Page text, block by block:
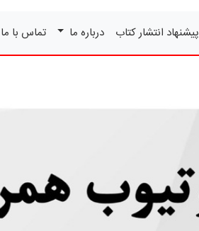
پیشنهاد انتشار کتاب درباره ما تماس با